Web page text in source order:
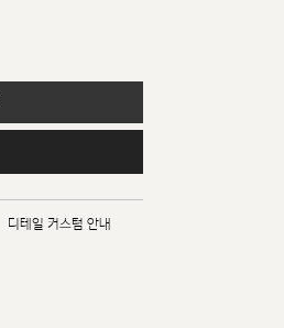
디테일 커스텀 안내